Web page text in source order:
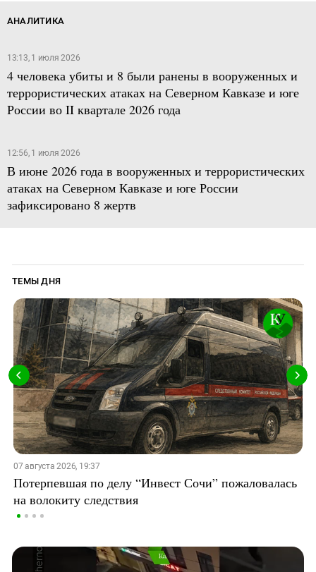
АНАЛИТИКА
13:13, 1 июля 2026
4 человека убиты и 8 были ранены в вооруженных и
террористических атаках на Северном Кавказе и юге
России во II квартале 2026 года
12:56, 1 июля 2026
В июне 2026 года в вооруженных и террористических
атаках на Северном Кавказе и юге России
зафиксировано 8 жертв
ТЕМЫ ДНЯ
07 августа 2026, 19:37
Потерпевшая по делу “Инвест Сочи” пожаловалась
на волокиту следствия